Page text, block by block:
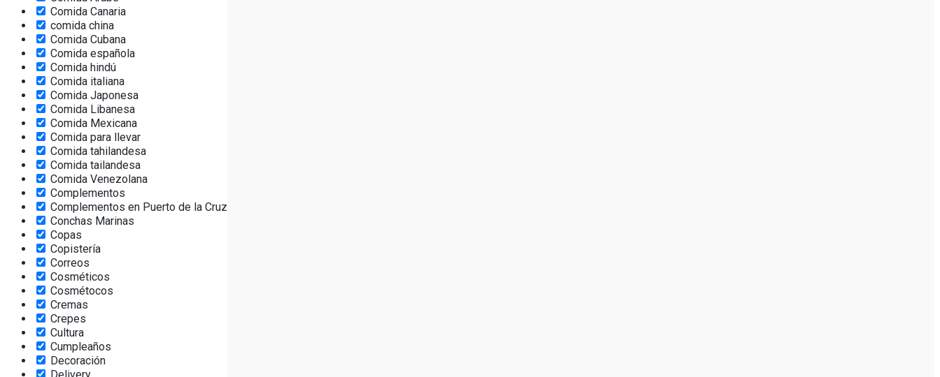
Comida Canaria
comida china
Comida Cubana
Comida española
Comida hindú
Comida italiana
Comida Japonesa
Comida Libanesa
Comida Mexicana
Comida para llevar
Comida tahilandesa
Comida tailandesa
Comida Venezolana
Complementos
Complementos en Puerto de la Cruz
Conchas Marinas
Copas
Copistería
Correos
Cosméticos
Cosmétocos
Cremas
Crepes
Cultura
Cumpleaños
Decoración